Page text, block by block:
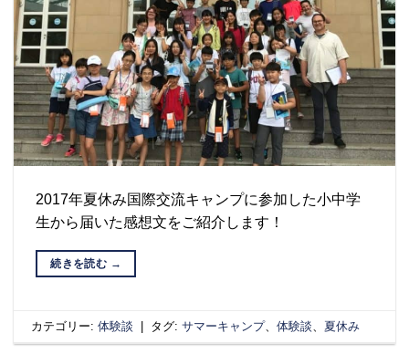
2017年夏休み国際交流キャンプに参加した小中学
生から届いた感想文をご紹介します！
続きを読む →
カテゴリー:体験談 | タグ:サマーキャンプ、体験談 夏休み